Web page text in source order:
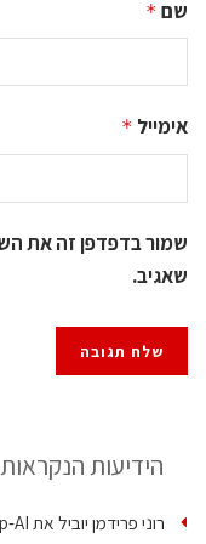
שם *
אימייל *
שמור בדפדפן זה את
שאגיב.
הידיעות
רוני פרידמן יוביל את Chip‑AI באפל; טל ענבר ינהל את…